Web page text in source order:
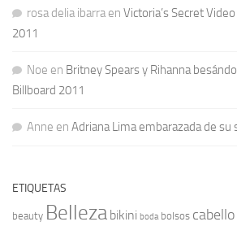
rosa delia ibarraen Victoria’s Secret
2011
Noe en Britney Spears y Rihanna
Billboard 2011
Anne en Adriana Lima embarazada de su
ETIQUETAS
beauty Belleza bikini boda bolsos cabello